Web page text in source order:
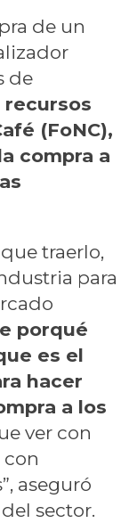
de un
de
(FoNC),
compra a
traerlo,
para
porqué
es el
hacer
a los
ver con
con
aseguró
sector.